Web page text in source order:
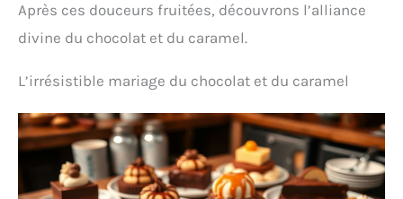
Après ces douceurs fruitées, découvrons l’alliance
divine du chocolat et du caramel.
L’irrésistible mariage du chocolat et du caramel